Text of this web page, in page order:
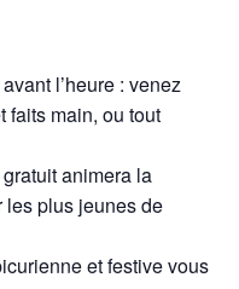
l’heure : venez
faits main, ou tout
animera la
les plus jeunes de
et festive vous